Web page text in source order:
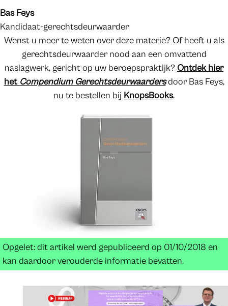
Bas Feys
Kandidaat-gerechtsdeurwaarder
Wenst u meer te weten over deze materie? Of heeft u als
gerechtsdeurwaarder nood aan een omvattend
naslagwerk, gericht op uw beroepspraktijk? Ontdekhier
het Compendium Gerechtsdeurwaardersdoor Bas Feys,
nu te bestellen bij KnopsBooks.
Opgelet: dit artikel werd gepubliceerd op 01/10/2018 en
kan daardoor verouderde informatie bevatten.